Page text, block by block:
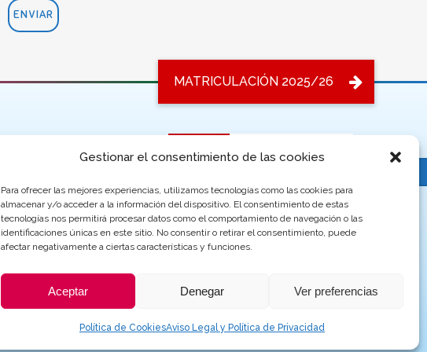
Gestionar el consentimiento de las cookies
Para ofrecer las mejores experiencias, utilizamos tecnologías como las cookies para
almacenar y/o acceder a la información del dispositivo. El consentimiento de estas
tecnologías nos permitirá procesar datos como el comportamiento de navegación o las
identificaciones únicas en este sitio. No consentir o retirar el consentimiento, puede
afectar negativamente a ciertas características y funciones.
Aceptar Denegar Ver preferencias
Política de CookiesAviso Legal y Política de Privacidad
C/ Suecia 11,
28022, Madrid
91 775 95 57
Becas y ayudas de Educación